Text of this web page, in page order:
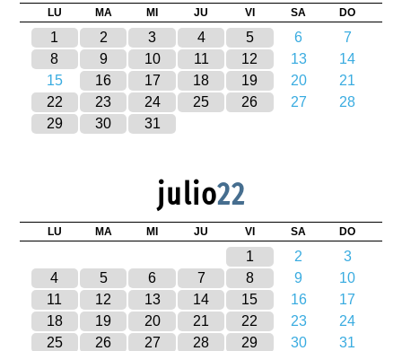
LU MA MI JU VI SA DO
1 2 3 4 5 6
7
8
9 10 11 12 13
14
15
16 17 18 19 20
21
22
23 24 25 26 27
28
29
30 31
julio22
LU MA MI JU VI SA DO
1 2
3
4
5 6 7 8 9
10
11
12 13 14 15 16
17
18
19 20 21 22 23
24
25
26 27 28 29 30 31